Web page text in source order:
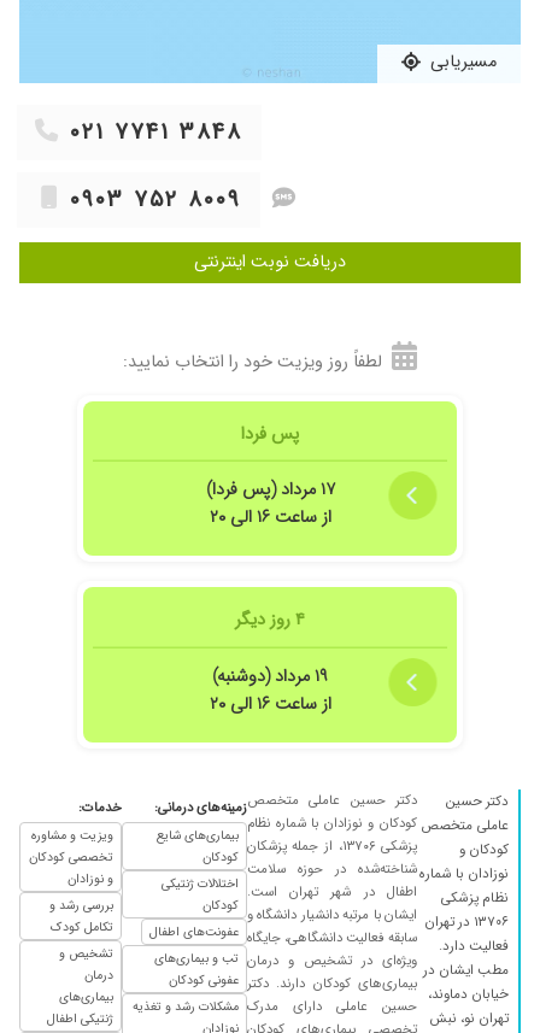
مسیریابی
۰۲۱ ۷۷۴۱ ۳۸۴۸
۰۹۰۳ ۷۵۲ ۸۰۰۹
دریافت نوبت اینترنتی
لطفاً روز ویزیت خود را انتخاب نمایید:
پس فردا
۱۷ مرداد (پس فردا)
از ساعت ۱۶ الی ۲۰
۴ روز دیگر
۱۹ مرداد (دوشنبه)
از ساعت ۱۶ الی ۲۰
دکتر حسین
عاملی متخصص
کودکان و
نوزادان با شماره
نظام پزشکی
۱۳۷۰۶ در تهران
فعالیت دارد.
مطب ایشان در
خیابان دماوند،
تهران نو، نبش
دکتر حسین عاملی متخصص
کودکان و نوزادان با شماره نظام
پزشکی ۱۳۷۰۶، از جمله پزشکان
شناخته‌شده در حوزه سلامت
اطفال در شهر تهران است.
ایشان با مرتبه دانشیار دانشگاه و
سابقه فعالیت دانشگاهی، جایگاه
ویژه‌ای در تشخیص و درمان
بیماری‌های کودکان دارند. دکتر
حسین عاملی دارای مدرک
زمینه‌های درمانی:
بیماری‌های شایع
کودکان
اختلالات ژنتیکی
کودکان
عفونت‌های اطفال
تب و بیماری‌های
عفونی کودکان
مشکلات رشد و تغذیه
نوزادان
خدمات:
ویزیت و مشاوره
تخصصی کودکان
و نوزادان
بررسی رشد و
تکامل کودک
تشخیص و
درمان
بیماری‌های
ژنتیکی اطفال